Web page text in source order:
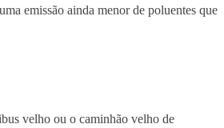
emissão ainda menor de poluentes que
velho ou o caminhão velho de